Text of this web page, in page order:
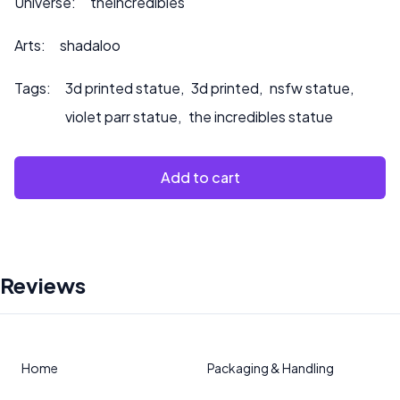
dipingiamo il prodotto.
Arts: shadaloo
Tags: 3d printed statue, 3d printed, nsfw statue,
violet parr statue, the incredibles statue
Add to cart
Reviews
Home Packaging & Handling